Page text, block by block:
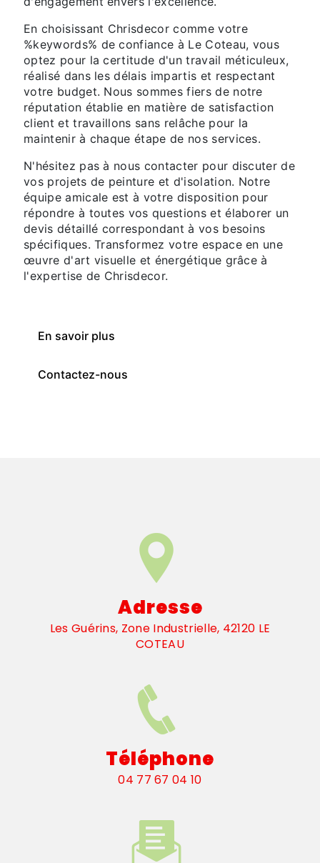
En choisissant Chrisdecor comme votre
%keywords% de confiance à Le Coteau, vous
optez pour la certitude d'un travail méticuleux,
réalisé dans les délais impartis et respectant
votre budget. Nous sommes fiers de notre
réputation établie en matière de satisfaction
client et travaillons sans relâche pour la
maintenir à chaque étape de nos services.
N'hésitez pas à nous contacter pour discuter de
vos projets de peinture et d'isolation. Notre
équipe amicale est à votre disposition pour
répondre à toutes vos questions et élaborer un
devis détaillé correspondant à vos besoins
spécifiques. Transformez votre espace en une
œuvre d'art visuelle et énergétique grâce à
l'expertise de Chrisdecor.
En savoir plus
Contactez-nous
Adresse
Les Guérins, Zone Industrielle, 42120 LE
COTEAU
Téléphone
04 77 67 04 10